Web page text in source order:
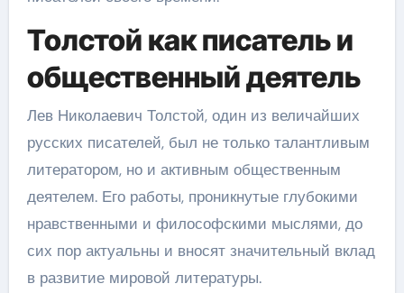
Толстой как писатель и
общественный деятель
Лев Николаевич Толстой, один из величайших
русских писателей, был не только талантливым
литератором, но и активным общественным
деятелем. Его работы, проникнутые глубокими
нравственными и философскими мыслями, до
сих пор актуальны и вносят значительный вклад
в развитие мировой литературы.